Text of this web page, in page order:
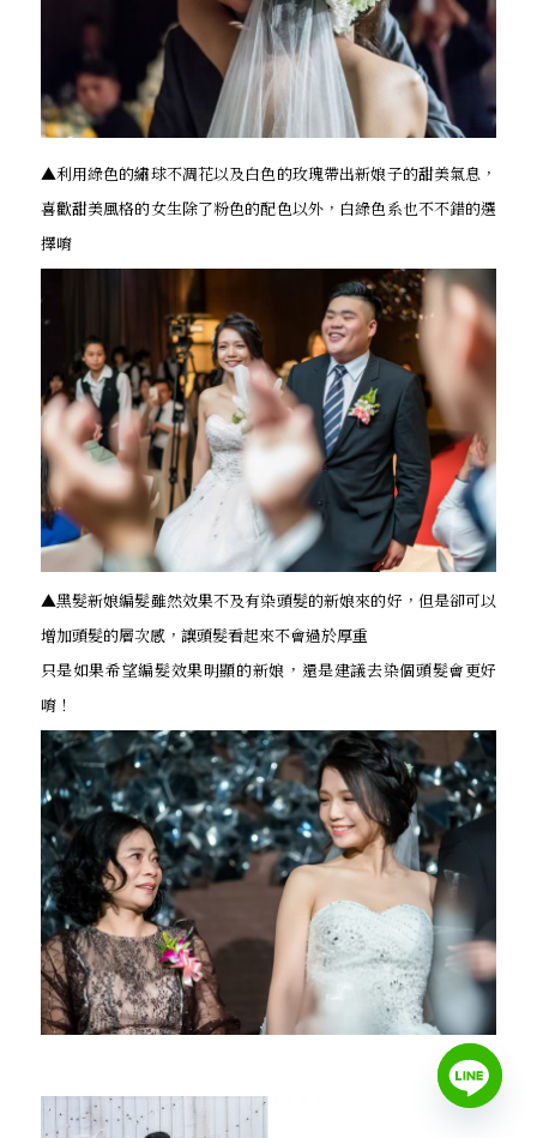
▲利用綠色的繡球不凋花以及白色的玫瑰帶出新娘子的甜美氣息，
喜歡甜美風格的女生除了粉色的配色以外，白綠色系也不不錯的選
擇唷
▲黑髮新娘編髮雖然效果不及有染頭髮的新娘來的好，但是卻可以
增加頭髮的層次感，讓頭髮看起來不會過於厚重
只是如果希望編髮效果明顯的新娘，還是建議去染個頭髮會更好
唷！